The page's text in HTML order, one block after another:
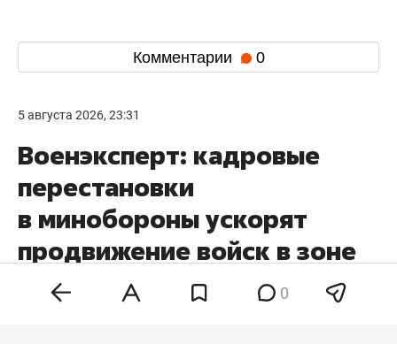
Комментарии 0
5 августа 2026, 23:31
Военэксперт: кадровые
перестановки
в минобороны ускорят
продвижение войск в зоне
СВО
0